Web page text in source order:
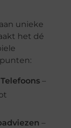
unieke
het dé
–
–